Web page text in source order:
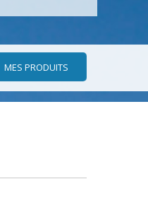
MES PRODUITS